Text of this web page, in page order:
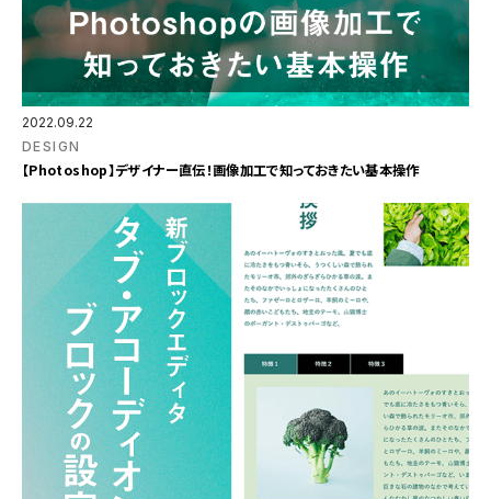
2022.09.22
DESIGN
【Photoshop】デザイナー直伝！画像加工で知っておきたい基本操作